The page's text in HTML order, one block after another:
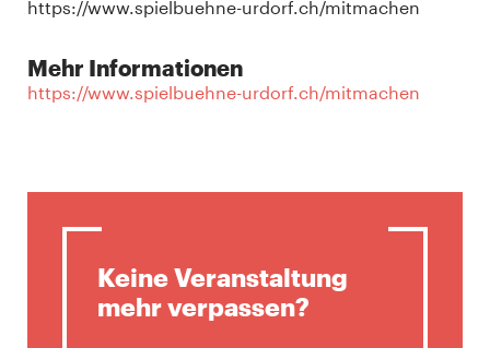
https://www.spielbuehne-urdorf.ch/mitmachen
Mehr Informationen
https://www.spielbuehne-urdorf.ch/mitmachen
Keine Veranstaltung
mehr verpassen?